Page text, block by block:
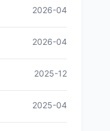
2026-04
2026-04
2025-12
2025-04